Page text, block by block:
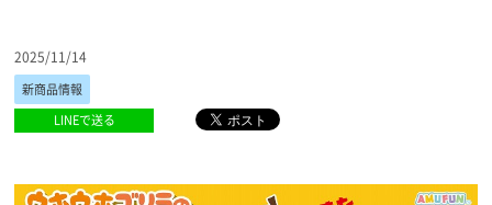
2025/11/14
新商品情報
LINEで送る